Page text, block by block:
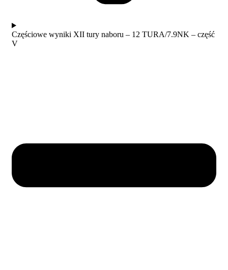
Częściowe wyniki XII tury naboru – 12 TURA/7.9NK – część
V